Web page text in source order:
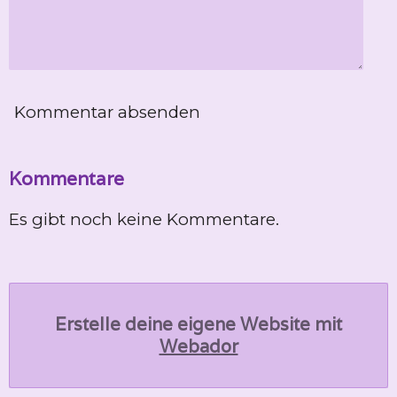
Kommentar absenden
Kommentare
Es gibt noch keine Kommentare.
Erstelle deine eigene Website mit
Webador